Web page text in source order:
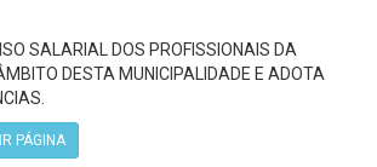
SALARIAL DOS PROFISSIONAIS DA
DESTA MUNICIPALIDADE E ADOTA
PÁGINA